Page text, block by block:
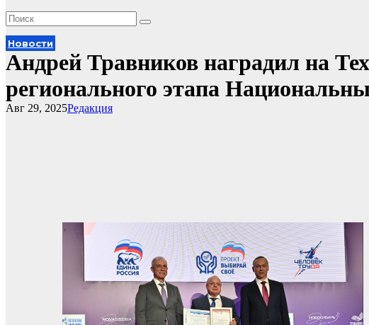
Новости
Андрей Травников наградил на
регионального этапа
Редакция
Авг 29, 2025